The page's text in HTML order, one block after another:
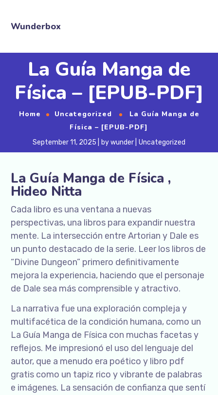
Wunderbox
La Guía Manga de
Física – [EPUB-PDF]
Home Uncategorized
La Guía Manga de
Física – [EPUB-PDF]
September 11, 2025 bywunder Uncategorized
La Guía Manga de Física ,
Hideo Nitta
Cada libro es una ventana a nuevas
perspectivas, una libros para expandir nuestra
mente. La intersección entre Artorian y Dale es
un punto destacado de la serie. Leer los libros de
“Divine Dungeon” primero definitivamente
mejora la experiencia, haciendo que el personaje
de Dale sea más comprensible y atractivo.
La narrativa fue una exploración compleja y
multifacética de la condición humana, como un
La Guía Manga de Física con muchas facetas y
reflejos. Me impresionó el uso del lenguaje del
autor, que a menudo era poético y libro pdf
gratis como un tapiz rico y vibrante de palabras
e imágenes. La sensación de confianza que sentí